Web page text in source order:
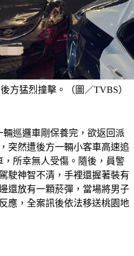
方猛烈撞擊。（圖／TVBS）
巡邏車剛保養完，欲返回派
突然遭後方一輛小客車高速追
所幸無人受傷。隨後，員警
駛神智不清，手裡還握著裝有
還放有一顆菸彈，當場將男子
應，全案訊後依法移送桃園地